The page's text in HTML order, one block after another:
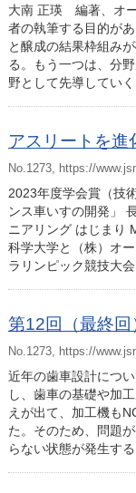
大南 正瑛 編著、オ
者の執筆する目的が
と醸成の結果枠組み
る。もう一つは、分
野として先導してい
アスリートを進
No.1273, https://
2023年度学会賞（技
ンス車いすの開発」
ニアリング はじまり
科学大学と（株）オ
ラリンピック競技大
第12回（最終
No.1273, https://
近年の歯車設計につ
し、歯車の基礎や加
えが出て、加工機も
た。そのため、問題
らない状態が発生す